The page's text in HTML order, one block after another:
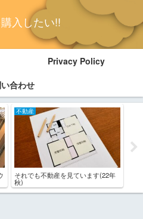
入したい!!
Privacy Policy
合わせ
不動産
それでも不動産を見ています(22年
秋)